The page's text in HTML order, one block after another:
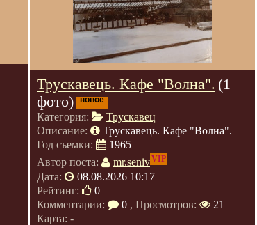
Трускавець. Кафе "Волна". (1
фото)
новое
Категория:
Трускавец
Описание:
Трускавець. Кафе "Волна".
Год съемки:
1965
Автор поста:
mr.senivVIP
Дата:
08.08.2026 10:17
Рейтинг:
0
Комментарии:
0 , Просмотров:
21
Карта: -